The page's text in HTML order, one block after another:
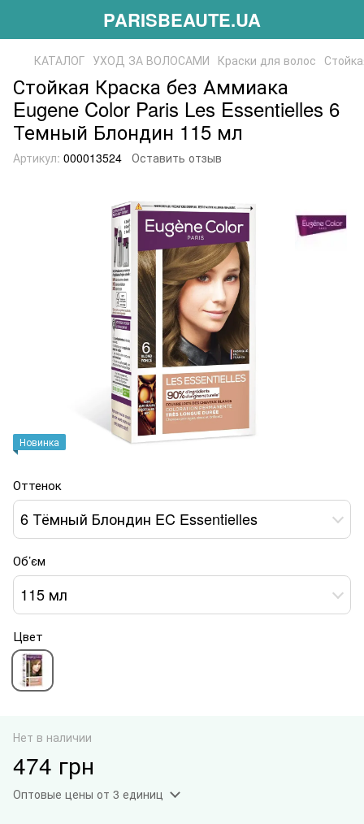
PARISBEAUTE.UA
КАТАЛОГ УХОД ЗА ВОЛОСАМИ Краски для волос
Стойкая Краска без Аммиака
Eugene Color Paris Les Essentielles 6
Темный Блондин 115 мл
Артикул: 000013524 Оставить отзыв
Новинка
Оттенок
6 Тёмный Блондин EC Essentielles
Об’єм
115 мл
Цвет
Нет в наличии
474 грн
Оптовые цены от 3 единиц